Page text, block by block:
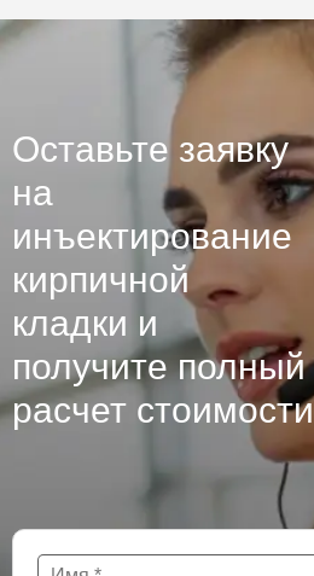
Оставьте заявку
на
инъектирование
кирпичной
кладки и
получите полный
расчет стоимости